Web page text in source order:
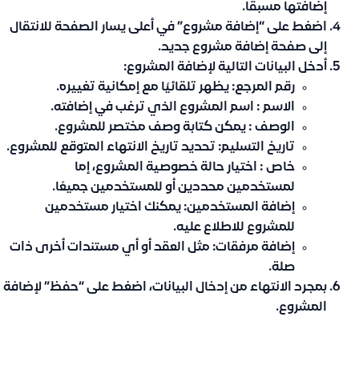
إضافتها مسبقًا.
اضغط على “إضافة مشروع” في أعلى يسار الصفحة للانتقال
إلى صفحة إضافة مشروع جديد.
أدخل البيانات التالية لإضافة المشروع:
رقم المرجع: يظهر تلقائيًا مع إمكانية تغييره.
الاسم : اسم المشروع الذي ترغب في إضافته.
الوصف : يمكن كتابة وصف مختصر للمشروع.
تاريخ التسليم: تحديد تاريخ الانتهاء المتوقع للمشروع.
خاص : اختيار حالة خصوصية المشروع، إما
لمستخدمين محددين أو للمستخدمين جميعًا.
إضافة المستخدمين: يمكنك اختيار مستخدمين
للمشروع للاطلاع عليه.
إضافة مرفقات: مثل العقد أو أي مستندات أخرى ذات
صلة.
بمجرد الانتهاء من إدخال البيانات، اضغط على “حفظ” لإضافة
المشروع.